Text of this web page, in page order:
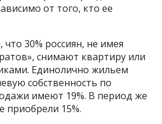
от того, кто ее
30% россиян, не имея
снимают квартиру или
Единолично жильем
собственность по
имеют 19%. В период же
приобрели 15%.